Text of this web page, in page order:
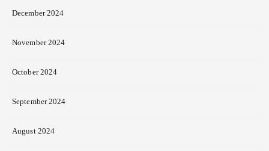
December 2024
November 2024
October 2024
September 2024
August 2024